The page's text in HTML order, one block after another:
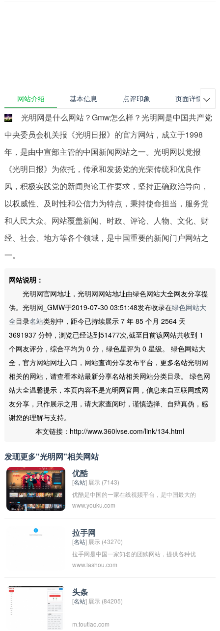
网站介绍 基本信息 点评印象 页面详情 
光明网是什么网站？Gmw怎么样？光明网是中国共产党
中央委员会机关报《光明日报》的官方网站，成立于1998
年，是由中宣部主管的中国新闻网站之一。光明网以党报
《光明日报》为依托，传承和发扬党的光荣传统和优良作
风，积极实践党的新闻舆论工作要求，坚持正确政治导向，
以权威性、及时性和公信力为特点，秉持使命担当，服务党
和人民大众。网站覆盖新闻、时政、评论、人物、文化、财
经、社会、地方等各个领域，是中国重要的新闻门户网站之
一。
网站说明：
光明网官网地址，光明网网站地址由绿色网站大全网友分享提
供。光明网_GMW于2019-07-30 03:51:48发布收录在绿色网站大
全目录名站类别中，距今已持续展示 7 年 85 个月 2564 天
3691937 分钟，浏览已经达到51477次,截至目前该网站共收到 1
个网友评分，综合平均为 0 分，绿色星评为 0 星级。 绿色网站大
全，官方网站网址入口，网站查询分享发布平台，更多名站光明网
相关的网站，请查看本站最新分享名站相关网站分类目录。 绿色网
站大全温馨提示，本页内容不是光明网官网，信息来自互联网或网
友分享，只作展示之用，请大家查阅时，谨慎选择、自辩真伪，感
谢您的理解与支持。
本文链接：http://www.360lvse.com/link/134.html
发现更多"光明网"相关网站
优酷
[名站] 展示 (7143)
优酷是中国的一家在线视频平台，是中国最大的
视频网站之一，提供电影、电视剧、综艺、动漫
发展成为一个以视频内容为核心，涵盖广告、游
戏、互动社区等多个领域的综合性互联网企业。
优酷的口号是“放松自己，享受生活”。
www.youku.com
拉手网
[名站] 展示 (43270)
拉手网是中国一家知名的团购网站，提供各种优
惠商品和服务的团购活动。用户可以在拉手网上
票等，然后通过购买团购券来享受优惠价格。拉
手网成立于2010年，目前已经成为中国团购行业
www.lashou.com
头条
[名站] 展示 (84205)
m.toutiao.com